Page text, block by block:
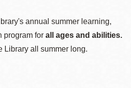
annual summer learning,
program for all ages and abilities.
Library all summer long.